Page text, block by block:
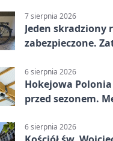
7 sierpnia 2026
Jeden skradziony
zabezpieczone.
6 sierpnia 2026
Hokejowa
przed sezonem.
6 sierpnia 2026